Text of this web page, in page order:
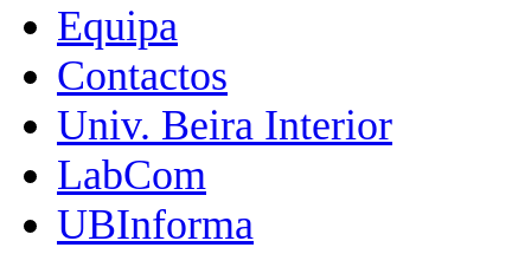
Equipa
Contactos
Univ. Beira Interior
LabCom
UBInforma